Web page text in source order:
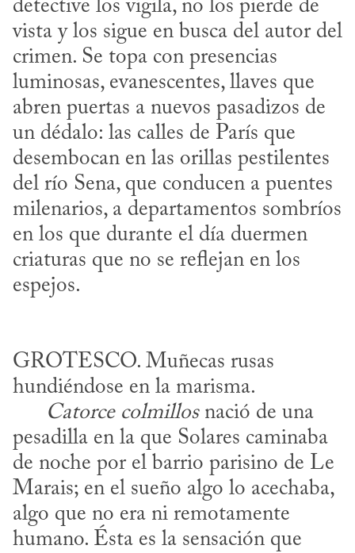
detective los vigila, no los pierde de
vista y los sigue en busca del autor del
crimen. Se topa con presencias
luminosas, evanescentes, llaves que
abren puertas a nuevos pasadizos de
un dédalo: las calles de París que
desembocan en las orillas pestilentes
del río Sena, que conducen a puentes
milenarios, a departamentos sombríos
en los que durante el día duermen
criaturas que no se reflejan en los
GROTESCO. Muñecas rusas
hundiéndose en la marisma.
Catorce colmillos nació de una
pesadilla en la que Solares caminaba
de noche por el barrio parisino de Le
Marais; en el sueño algo lo acechaba,
algo que no era ni remotamente
humano. Ésta es la sensación que